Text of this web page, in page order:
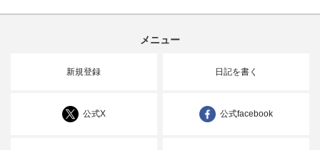
メニュー
新規登録 日記を書く
公式X 公式facebook